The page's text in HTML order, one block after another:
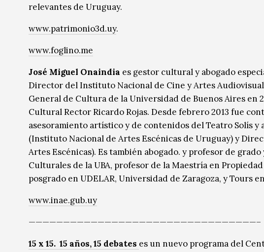
relevantes de Uruguay.
www.patrimonio3d.uy.
www.foglino.me
José Miguel Onaindia es gestor cultural y abogado
Director del Instituto Nacional de Cine y Artes
General de Cultura de la Universidad de Buenos Aires
Cultural Rector Ricardo Rojas. Desde febrero 2013 fue
asesoramiento artístico y de contenidos del Teatro Solís
(Instituto Nacional de Artes Escénicas de Uruguay) y
Artes Escénicas). Es también abogado. y profesor de
Culturales de la UBA, profesor de la Maestría en
posgrado en UDELAR, Universidad de Zaragoza, y Tours
www.inae.gub.uy
—————————————————————————————————–
15 x 15. 15 años, 15 debates es un nuevo programa del